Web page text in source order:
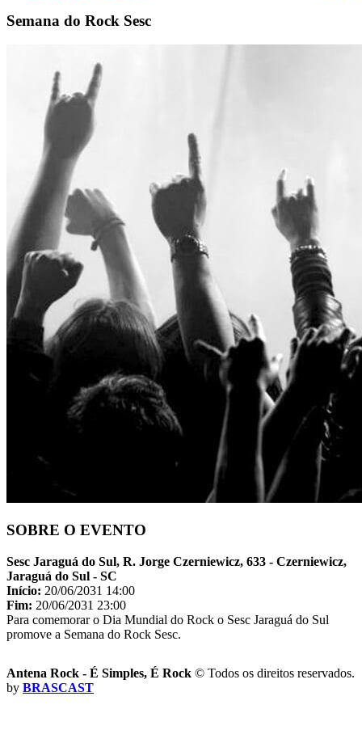
Semana do Rock Sesc
SOBRE O EVENTO
Sesc Jaraguá do Sul, R. Jorge Czerniewicz, 633 - Czerniewicz,
Jaraguá do Sul - SC
Início: 20/06/2031 14:00
Fim: 20/06/2031 23:00
Para comemorar o Dia Mundial do Rock o Sesc Jaraguá do Sul
promove a Semana do Rock Sesc.
Antena Rock - É Simples, É Rock © Todos os direitos reservados.
by BRASCAST